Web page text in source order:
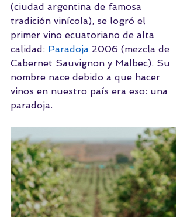
(ciudad argentina de famosa
tradición vinícola), se logró el
primer vino ecuatoriano de alta
calidad: Paradoja 2006 (mezcla de
Cabernet Sauvignon y Malbec). Su
nombre nace debido a que hacer
vinos en nuestro país era eso: una
paradoja.